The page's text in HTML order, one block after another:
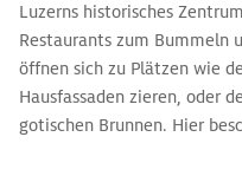
Luzerns historisches
Restaurants zum Bummeln
öffnen sich zu Plätzen wie
Hausfassaden zieren, oder
gotischen Brunnen. Hier